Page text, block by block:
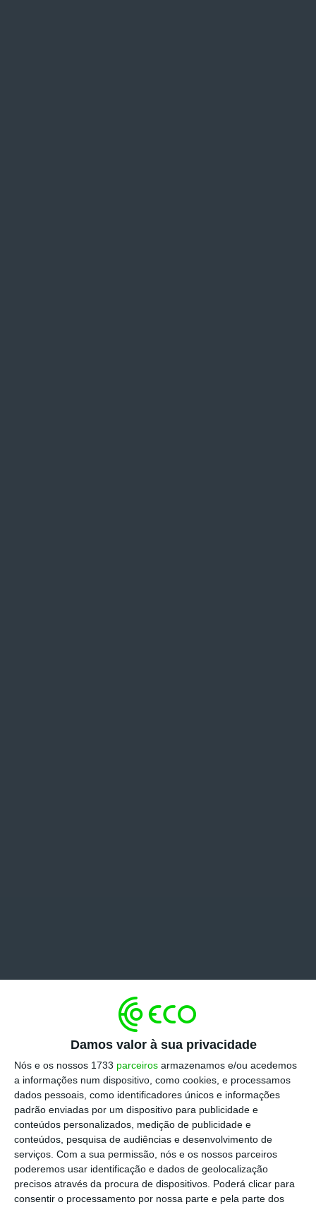
Damos valor à sua privacidade
Nós e os nossos 1733 parceiros armazenamos e/ou acedemos
a informações num dispositivo, como cookies, e processamos
dados pessoais, como identificadores únicos e informações
padrão enviadas por um dispositivo para publicidade e
conteúdos personalizados, medição de publicidade e
conteúdos, pesquisa de audiências e desenvolvimento de
serviços. Com a sua permissão, nós e os nossos parceiros
poderemos usar identificação e dados de geolocalização
precisos através da procura de dispositivos. Poderá clicar para
consentir o processamento por nossa parte e pela parte dos